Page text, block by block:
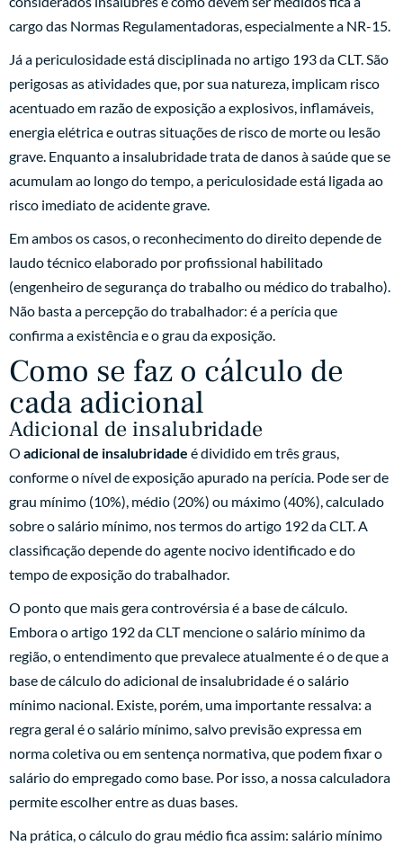
cargo das Normas Regulamentadoras, especialmente a NR-15.
Já a periculosidade está disciplinada no artigo 193 da CLT. São
perigosas as atividades que, por sua natureza, implicam risco
acentuado em razão de exposição a explosivos, inflamáveis,
energia elétrica e outras situações de risco de morte ou lesão
grave. Enquanto a insalubridade trata de danos à saúde que se
acumulam ao longo do tempo, a periculosidade está ligada ao
risco imediato de acidente grave.
Em ambos os casos, o reconhecimento do direito depende de
laudo técnico elaborado por profissional habilitado
(engenheiro de segurança do trabalho ou médico do trabalho).
Não basta a percepção do trabalhador: é a perícia que
confirma a existência e o grau da exposição.
Como se faz o cálculo de
cada adicional
Adicional de insalubridade
O adicional de insalubridade é dividido em três graus,
conforme o nível de exposição apurado na perícia. Pode ser de
grau mínimo (10%), médio (20%) ou máximo (40%), calculado
sobre o salário mínimo, nos termos do artigo 192 da CLT. A
classificação depende do agente nocivo identificado e do
tempo de exposição do trabalhador.
O ponto que mais gera controvérsia é a base de cálculo.
Embora o artigo 192 da CLT mencione o salário mínimo da
região, o entendimento que prevalece atualmente é o de que a
base de cálculo do adicional de insalubridade é o salário
mínimo nacional. Existe, porém, uma importante ressalva: a
regra geral é o salário mínimo, salvo previsão expressa em
norma coletiva ou em sentença normativa, que podem fixar o
salário do empregado como base. Por isso, a nossa calculadora
permite escolher entre as duas bases.
Na prática, o cálculo do grau médio fica assim: salário mínimo